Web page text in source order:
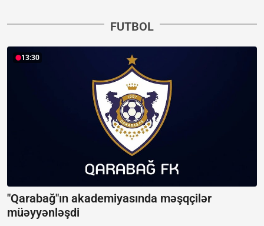
FUTBOL
13:30
"Qarabağ"ın akademiyasında məşqçilər
müəyyənləşdi